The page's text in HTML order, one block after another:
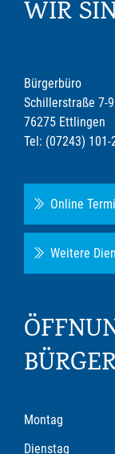
WIR
Bürgerbüro
Schillerstraße 7-9
76275 Ettlingen
Tel: (07243) 101-
Online
Weitere
Montag
Dienstag